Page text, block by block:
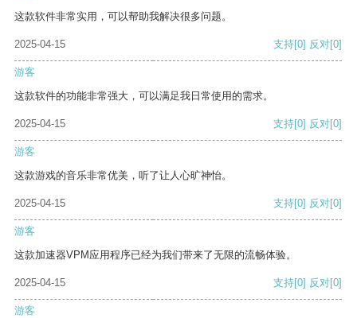
这款软件非常实用，可以帮助我解决很多问题。
2025-04-15 支持[0] 反对[0]
游客
这款软件的功能非常强大，可以满足我日常使用的需求。
2025-04-15 支持[0] 反对[0]
游客
这款游戏的音乐非常优美，听了让人心旷神怡。
2025-04-15 支持[0] 反对[0]
游客
这款加速器VPM应用程序已经为我们带来了无限的流畅体验。
2025-04-15 支持[0] 反对[0]
游客